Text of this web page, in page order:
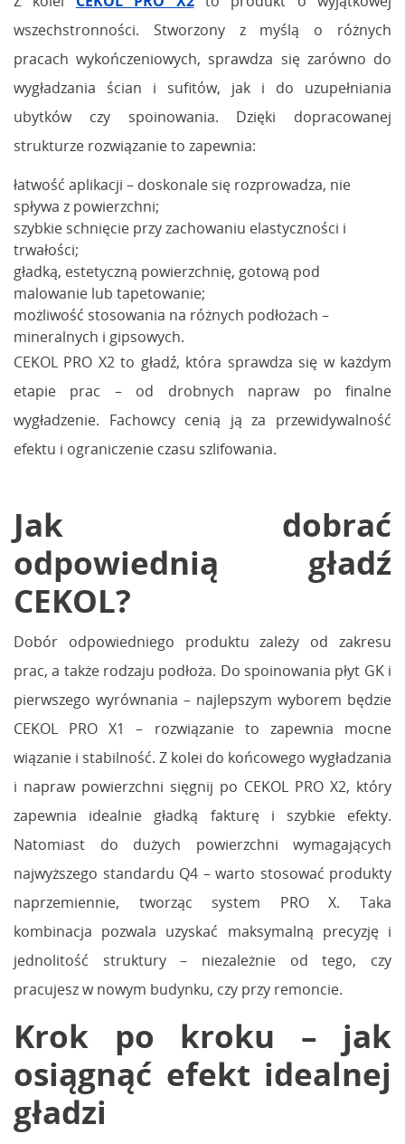
wszechstronności. Stworzony z myślą o różnych
pracach wykończeniowych, sprawdza się zarówno do
wygładzania ścian i sufitów, jak i do uzupełniania
ubytków czy spoinowania. Dzięki dopracowanej
strukturze rozwiązanie to zapewnia:
łatwość aplikacji – doskonale się rozprowadza, nie
spływa z powierzchni;
szybkie schnięcie przy zachowaniu elastyczności i
trwałości;
gładką, estetyczną powierzchnię, gotową pod
malowanie lub tapetowanie;
możliwość stosowania na różnych podłożach –
mineralnych i gipsowych.
CEKOL PRO X2 to gładź, która sprawdza się w każdym
etapie prac – od drobnych napraw po finalne
wygładzenie. Fachowcy cenią ją za przewidywalność
efektu i ograniczenie czasu szlifowania.
Jak dobrać
odpowiednią gładź
CEKOL?
Dobór odpowiedniego produktu zależy od zakresu
prac, a także rodzaju podłoża. Do spoinowania płyt GK i
pierwszego wyrównania – najlepszym wyborem będzie
CEKOL PRO X1 – rozwiązanie to zapewnia mocne
wiązanie i stabilność. Z kolei do końcowego wygładzania
i napraw powierzchni sięgnij po CEKOL PRO X2, który
zapewnia idealnie gładką fakturę i szybkie efekty.
Natomiast do dużych powierzchni wymagających
najwyższego standardu Q4 – warto stosować produkty
naprzemiennie, tworząc system PRO X. Taka
kombinacja pozwala uzyskać maksymalną precyzję i
jednolitość struktury – niezależnie od tego, czy
pracujesz w nowym budynku, czy przy remoncie.
Krok po kroku – jak
osiągnąć efekt idealnej
gładzi